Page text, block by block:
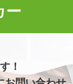
ー
！